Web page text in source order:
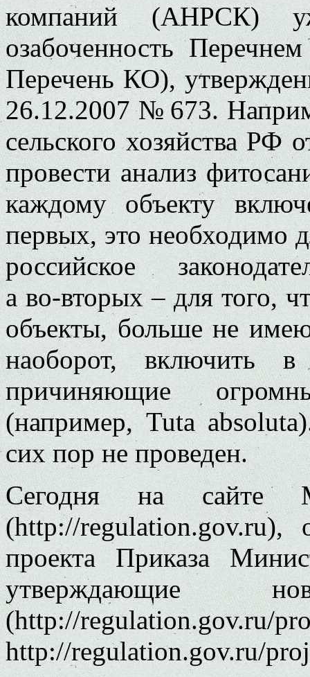
компаний (АНРСК)
озабоченность
Перечень КО),
26.12.2007 № 673.
сельского хозяйства
провести анализ
каждому объекту
первых, это необходимо
российское
а во‑вторых – для того,
объекты, больше не
наоборот, включить
причиняющие
(например, Tuta
сих пор не проведен.
Сегодня на сайте
(http://regulation.gov.ru),
проекта Приказа
утверждающие
(http://regulation.gov.ru/
http://regulation.gov.ru/